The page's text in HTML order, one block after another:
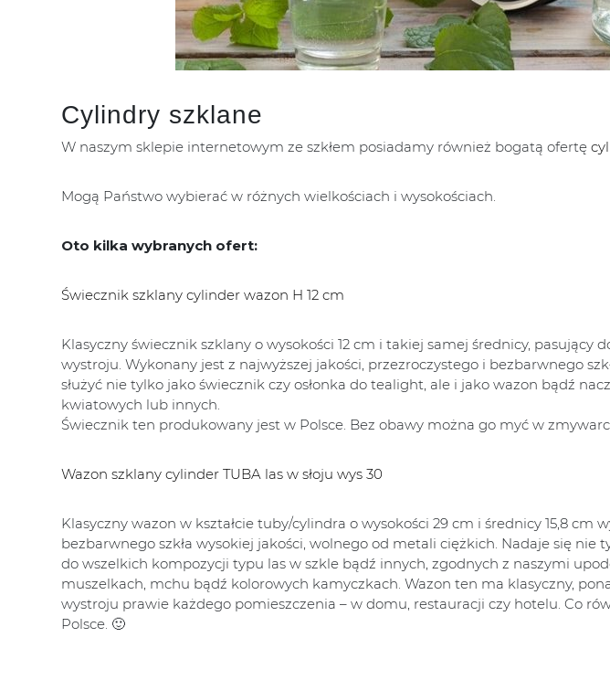
Cylindry szklane
W naszym sklepie internetowym ze szkłem posiadamy również bogatą ofertę
Mogą Państwo wybierać w różnych wielkościach i wysokościach.
Oto kilka wybranych ofert:
Świecznik szklany cylinder wazon H 12 cm
Klasyczny świecznik szklany o wysokości 12 cm i takiej samej średnicy, pasujący
wystroju. Wykonany jest z najwyższej jakości, przezroczystego i bezbarwnego
służyć nie tylko jako świecznik czy osłonka do tealight, ale i jako wazon bądź
kwiatowych lub innych.
Świecznik ten produkowany jest w Polsce. Bez obawy można go myć w
Wazon szklany cylinder TUBA las w słoju wys 30
Klasyczny wazon w kształcie tuby/cylindra o wysokości 29 cm i średnicy 15,8 cm
bezbarwnego szkła wysokiej jakości, wolnego od metali ciężkich. Nadaje się
do wszelkich kompozycji typu las w szkle bądź innych, zgodnych z naszymi
muszelkach, mchu bądź kolorowych kamyczkach. Wazon ten ma klasyczny,
wystroju prawie każdego pomieszczenia – w domu, restauracji czy hotelu. Co
Polsce. 🙂